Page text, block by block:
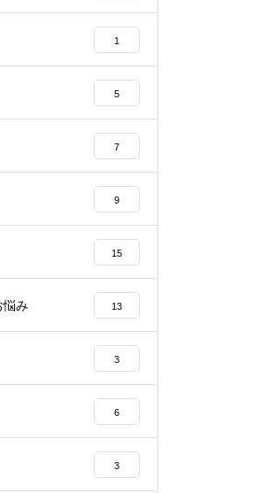
1
5
7
9
15
悩み 13
3
6
3